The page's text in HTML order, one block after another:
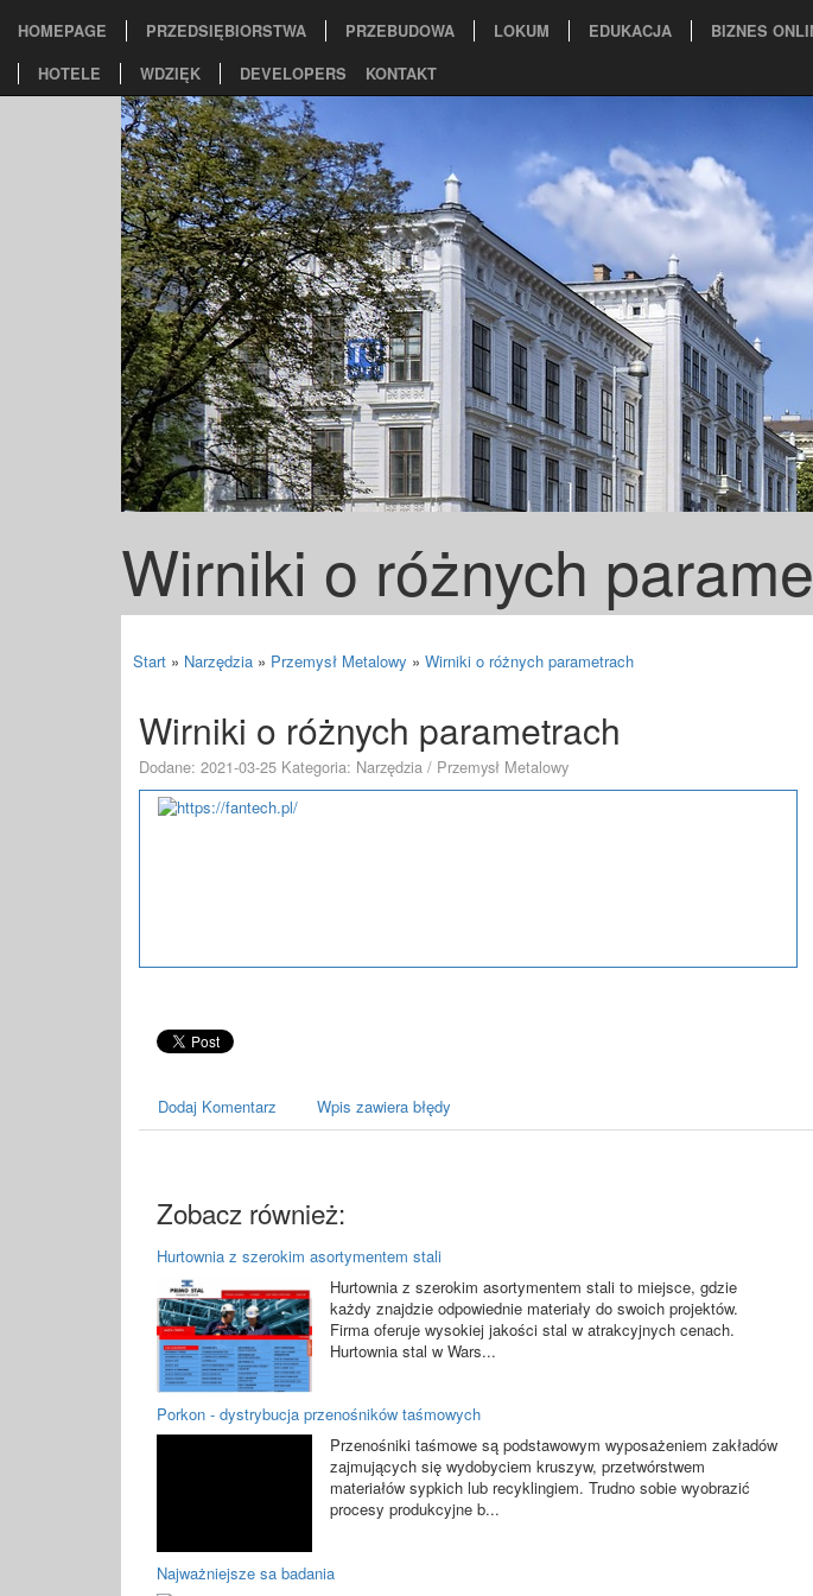
HOMEPAGE PRZEDSIĘBIORSTWA PRZEBUDOWA LOKUM EDUKACJA BIZNES
HOTELE
WDZIĘK DEVELOPERS KONTAKT
Wirniki o różnych
Start » Narzędzia » Przemysł Metalowy » Wirniki o różnych parametrach
Wirniki o różnych parametrach
Dodane: 2021-03-25 Kategoria: Narzędzia / Przemysł Metalowy
Dodaj Komentarz Wpis zawiera błędy
Zobacz również:
Hurtownia z szerokim asortymentem stali
Hurtownia z szerokim asortymentem stali to miejsce, gdzie
każdy znajdzie odpowiednie materiały do swoich projektów.
Firma oferuje wysokiej jakości stal w atrakcyjnych cenach.
Hurtownia stal w Wars...
Porkon - dystrybucja przenośników taśmowych
Przenośniki taśmowe są podstawowym wyposażeniem zakładów
zajmujących się wydobyciem kruszyw, przetwórstwem
materiałów sypkich lub recyklingiem. Trudno sobie wyobrazić
procesy produkcyjne b...
Najważniejsze sa badania